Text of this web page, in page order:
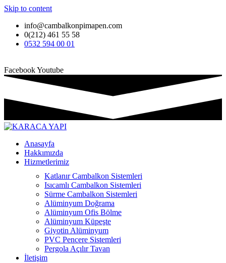
Skip to content
info@cambalkonpimapen.com
0(212) 461 55 58
0532 594 00 01
FacebookYoutube
Anasayfa
Hakkımızda
Hizmetlerimiz
Katlanır Cambalkon Sistemleri
Isıcamlı Cambalkon Sistemleri
Sürme Cambalkon Sistemleri
Alüminyum Doğrama
Alüminyum Ofis Bölme
Alüminyum Küpeşte
Giyotin Alüminyum
PVC Pencere Sistemleri
Pergola Açılır Tavan
İletişim